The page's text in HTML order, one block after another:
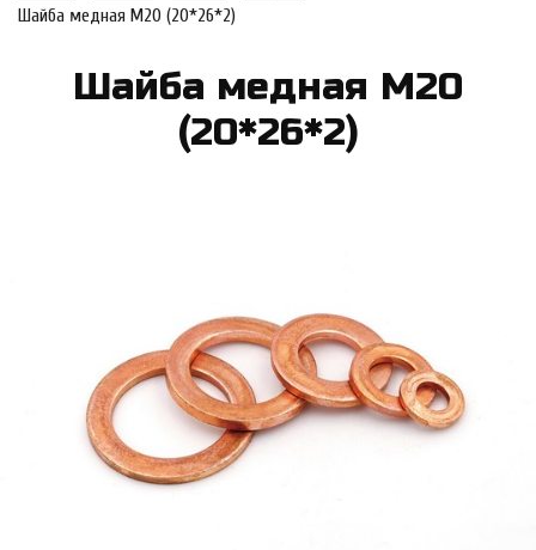
Шайба медная М20 (20*26*2)
Шай­ба мед­ная М20
(20*26*2)